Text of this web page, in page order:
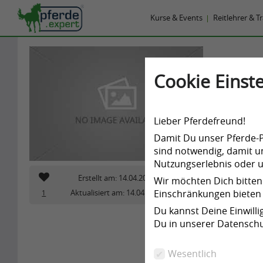
Cookie
Lieber Pferdefreund!
Damit Du unser
sind notwendig, damit
Nutzungserlebnis oder
Wir möchten Dich
Einschränkungen
Du kannst Deine
Du in unserer
Wesentlich
Kurse & Events Reitlehrer &
1
Erstellt am: 14.04.2021
Aktualisiert am: 14.04.2021
2749
Herr